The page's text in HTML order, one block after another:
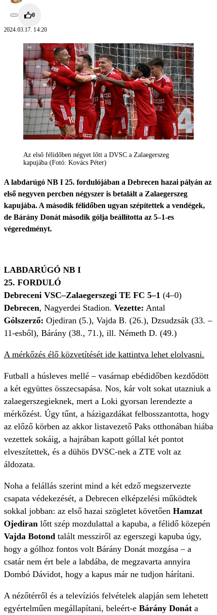
0
2024.03.17. 14:20
Az első félidőben négyet lőtt a DVSC a Zalaegerszeg
kapujába (Fotó: Kovács Péter)
A labdarúgó NB I 25. fordulójában a Debrecen hazai pályán az
első negyven percben négyszer is betalált a Zalaegerszeg
kapujába. A második félidőben ugyan szépítettek a vendégek,
de Bárány Donát második gólja beállította az 5–1-es
végeredményt.
LABDARÚGÓ NB I
25. FORDULÓ
Debreceni VSC–Zalaegerszegi TE FC 5–1 (4–0)
Debrecen, Nagyerdei Stadion. Vezette: Antal
Gólszerző: Ojediran (5.), Vajda B. (26.), Dzsudzsák (33. –
11-esből), Bárány (38., 71.), ill. Németh D. (49.)
A mérkőzés élő közvetítését ide kattintva lehet elolvasni.
Futball a húsleves mellé – vasárnap ebédidőben kezdődött
a két együttes összecsapása. Nos, kár volt sokat utazniuk a
zalaegerszegieknek, mert a Loki gyorsan lerendezte a
mérkőzést. Úgy tűnt, a házigazdákat felbosszantotta, hogy
az előző körben az akkor listavezető Paks otthonában hiába
vezettek sokáig, a hajrában kapott góllal két pontot
elveszítettek, és a dühös DVSC-nek a ZTE volt az
áldozata.
Noha a felállás szerint mind a két edző megszervezte
csapata védekezését, a Debrecen elképzelési működtek
sokkal jobban: az első hazai szögletet követően Hamzat
Ojediran lőtt szép mozdulattal a kapuba, a félidő közepén
Vajda Botond talált messziről az egerszegi kapuba úgy,
hogy a gólhoz fontos volt Bárány Donát mozgása – a
csatár nem ért bele a labdába, de megzavarta annyira
Dombó Dávidot, hogy a kapus már ne tudjon hárítani.
A nézőtérről és a televíziós felvételek alapján sem lehetett
egyértelműen megállapítani, beleért-e Bárány Donát a